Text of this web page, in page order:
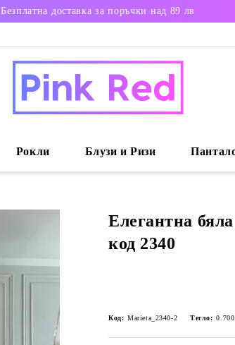
Безплатна доставка за поръчки над 89 лв
Рокли Блузи и Ризи
Елегантна
код 2340
Код: Marieta_2340-2 Тегло: 0.700